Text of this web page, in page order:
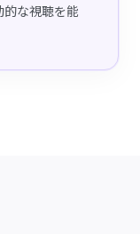
的な視聴を能